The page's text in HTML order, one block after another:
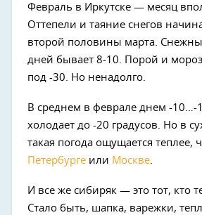
Февраль в Иркутске — месяц
Оттепели и таяние снегов
второй половины марта.
дней бывает 8-10. Порой и
под -30. Но ненадолго.
В среднем в феврале днем -10…-
холодает до -20 градусов. Но в
такая погода ощущается теплее,
Петербурге или Москве.
И все же сибиряк — это тот, кто
Стало быть, шапка, варежки,